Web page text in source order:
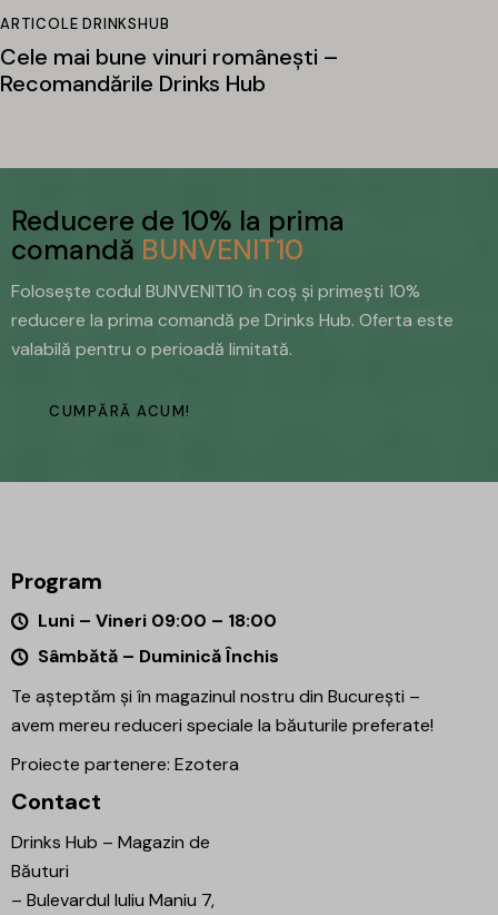
ARTICOLE DRINKSHUB
Cele mai bune vinuri românești –
Recomandările Drinks Hub
Reducere de 10% la prima
comandă BUNVENIT10
Folosește codul BUNVENIT10 în coș și primești 10%
reducere la prima comandă pe Drinks Hub. Oferta este
valabilă pentru o perioadă limitată.
CUMPĂRĂ ACUM!
Program
Luni – Vineri 09:00 – 18:00
Sâmbătă – Duminică Închis
Te așteptăm și în magazinul nostru din București –
avem mereu reduceri speciale la băuturile preferate!
Proiecte partenere: Ezotera
Contact
Drinks Hub – Magazin de
Băuturi
– Bulevardul Iuliu Maniu 7,